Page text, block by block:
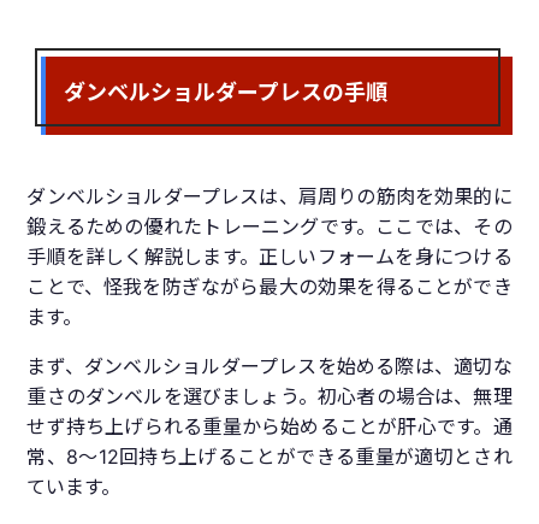
ダンベルショルダープレスの手順
ダンベルショルダープレスは、肩周りの筋肉を効果的に
鍛えるための優れたトレーニングです。ここでは、その
手順を詳しく解説します。正しいフォームを身につける
ことで、怪我を防ぎながら最大の効果を得ることができ
ます。
まず、ダンベルショルダープレスを始める際は、適切な
重さのダンベルを選びましょう。初心者の場合は、無理
せず持ち上げられる重量から始めることが肝心です。通
常、8〜12回持ち上げることができる重量が適切とされ
ています。